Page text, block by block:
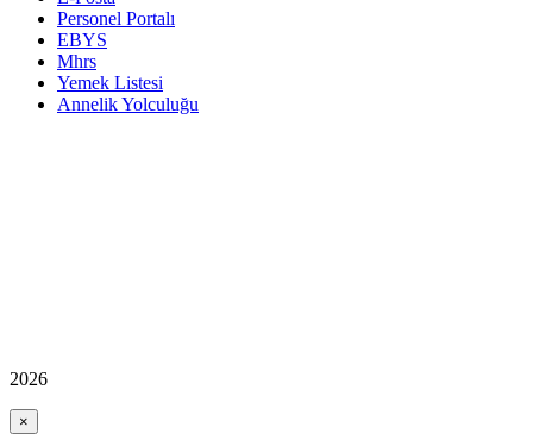
Personel Portalı
EBYS
Mhrs
Yemek Listesi
Annelik Yolculuğu
2026
×